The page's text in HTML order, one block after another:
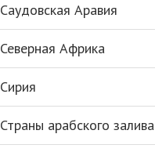
Саудовская Аравия
Северная Африка
Сирия
Страны арабского залива